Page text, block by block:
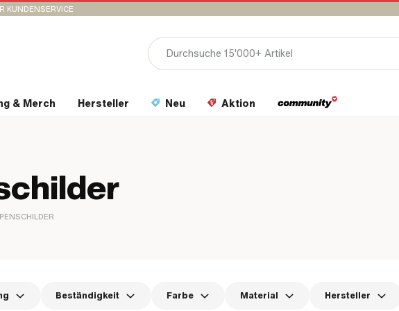
KUNDENSERVICE
& Merch Hersteller Neu Aktion
Beständigkeit Farbe Material Hersteller